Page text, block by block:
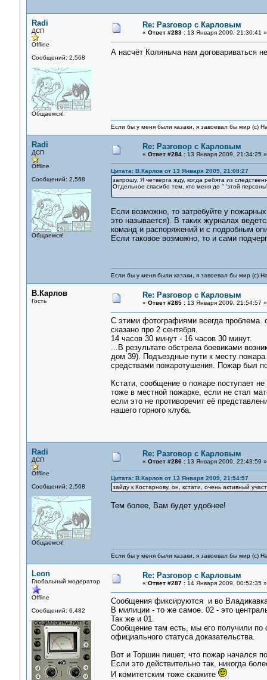
Radi
ДСП
Offline
Сообщений: 2,568
Общаемся!
Re: Разговор с Карловым
« Ответ #283 :13 Января 2009, 21:30:41 »
А насчёт Коляныча нам договариваться
Если бы у меня были казаки, я завоевал бы мир (с)
Radi
ДСП
Offline
Сообщений: 2,568
Общаемся!
Re: Разговор с Карловым
« Ответ #284 :13 Января 2009, 21:34:25 »
Цитата: В.Карлов от 13 Января 2009, 21:08:27
запрошу. Я четверга жду, когда ребята из
Отдельное спасибо тем, кто меня до " 'этой
Если возможно, то затребуйте у
это называется). В таких журналах
команд и распоряжений и с подробным
Если таковое возможно, то и сами
Если бы у меня были казаки, я завоевал бы мир (с)
В.Карлов
Гость
Re: Разговор с Карловым
« Ответ #285 :13 Января 2009, 21:54:57 »
С этими фотографиями всегда проблема.
сказано про 2 сентября.
14 часов 30 минут - 16 часов 30 минут.
...В результате обстрела боевиками
дом 39). Подъездные пути к месту
средствами пожаротушения. Пожар был
Кстати, сообщение о пожаре поступает
тоже в местной пожарке, если не стал
если это не противоречит её
нашего горного клуба.
Radi
ДСП
Offline
Сообщений: 2,568
Общаемся!
Re: Разговор с Карловым
« Ответ #286 :13 Января 2009, 22:43:59 »
Цитата: В.Карлов от 13 Января 2009, 21:54:57
зайду к Костарнову, он, кстати, очень активный
Тем более, Вам будет удобнее!
Если бы у меня были казаки, я завоевал бы мир (с)
Leon
Глобальный модератор
Offline
Сообщений: 6,482
Re: Разговор с Карловым
« Ответ #287 :14 Января 2009, 00:52:35 »
Сообщения фиксируются и во
В милиции - то же самое. 02 - это
Так же и 01.
Сообщение там есть, мы его получили по
официального статуса доказательства.
Вот и Торшин пишет, что пожар начался
Если это действительно так, никогда
И комитетским тоже скажите